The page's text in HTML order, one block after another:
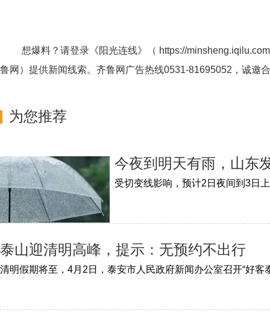
想爆料？请登录《阳光连线》（ https://
鲁网 ）提供新闻线索。齐鲁网广告热线0531-81695052 ，诚邀
为您推荐
今夜到明天有雨，山东
泰山迎清明高峰，提示：无预约不出行